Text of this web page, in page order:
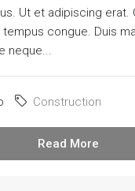
Ut et adipiscing erat.
tempus congue. Duis
neque...
Construction
Read More